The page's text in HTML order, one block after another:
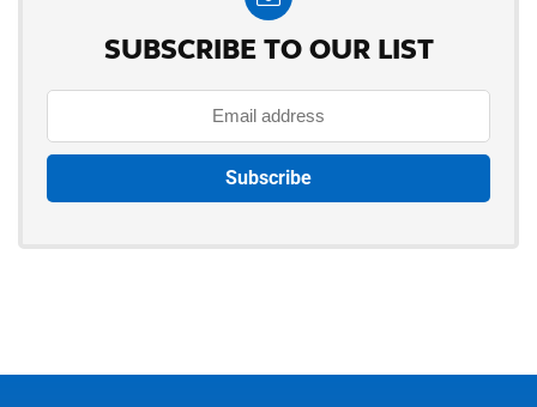
SUBSCRIBE TO OUR LIST